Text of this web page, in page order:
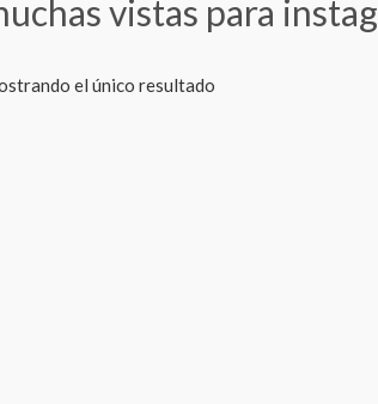
vistas para
el único resultado